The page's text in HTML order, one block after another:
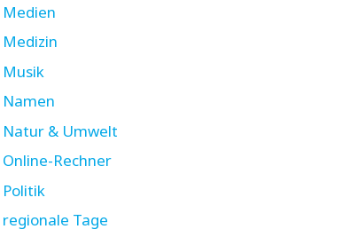
Medien
Medizin
Musik
Namen
Natur & Umwelt
Online-Rechner
Politik
regionale Tage